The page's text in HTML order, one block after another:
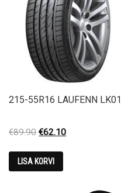
215-55R16 LAUFENN LK01
€89.90 Original
was:
€89.90.
€62.10Current
LISA KORVI